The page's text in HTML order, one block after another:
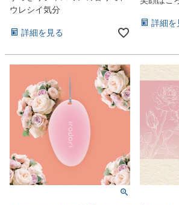
ウレシイ気分
詳細を見る
詳細を